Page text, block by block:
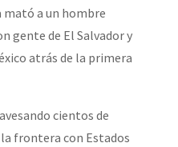
mató a un hombre
gente de El Salvador y
atrás de la primera
cientos de
frontera con Estados